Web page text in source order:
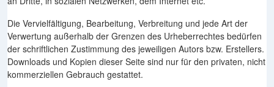
Die Vervielfältigung, Bearbeitung, Verbreitung und jede Art der
Verwertung außerhalb der Grenzen des Urheberrechtes bedürfen
der schriftlichen Zustimmung des jeweiligen Autors bzw. Erstellers.
Downloads und Kopien dieser Seite sind nur für den privaten, nicht
kommerziellen Gebrauch gestattet.